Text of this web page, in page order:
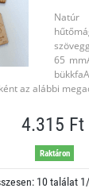
65
az alábbi
4.315 Ft
Raktáron
10 találat